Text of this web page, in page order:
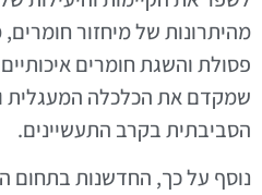
מהיתרונות של מיחזור
פסולת והשגת חומרים
שמקדם את הכלכלה המעגלית
הסביבתית בקרב התעשיינים.
נוסף על כך, החדשנות בתחום